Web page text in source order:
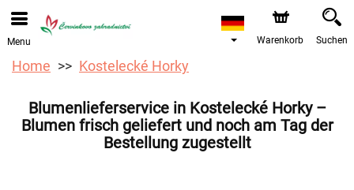
Bestellungen über unseren Onlineshop nehmen wir gerne
entgegen. Der frühestmögliche Liefertermin ist ab dem
12.08.2026 aufgrund von Betriebsurlaub.
Menu Warenkorb Suchen
Home Kostelecké Horky
Blumenlieferservice in Kostelecké Horky –
Blumen frisch geliefert und noch am Tag der
Bestellung zugestellt